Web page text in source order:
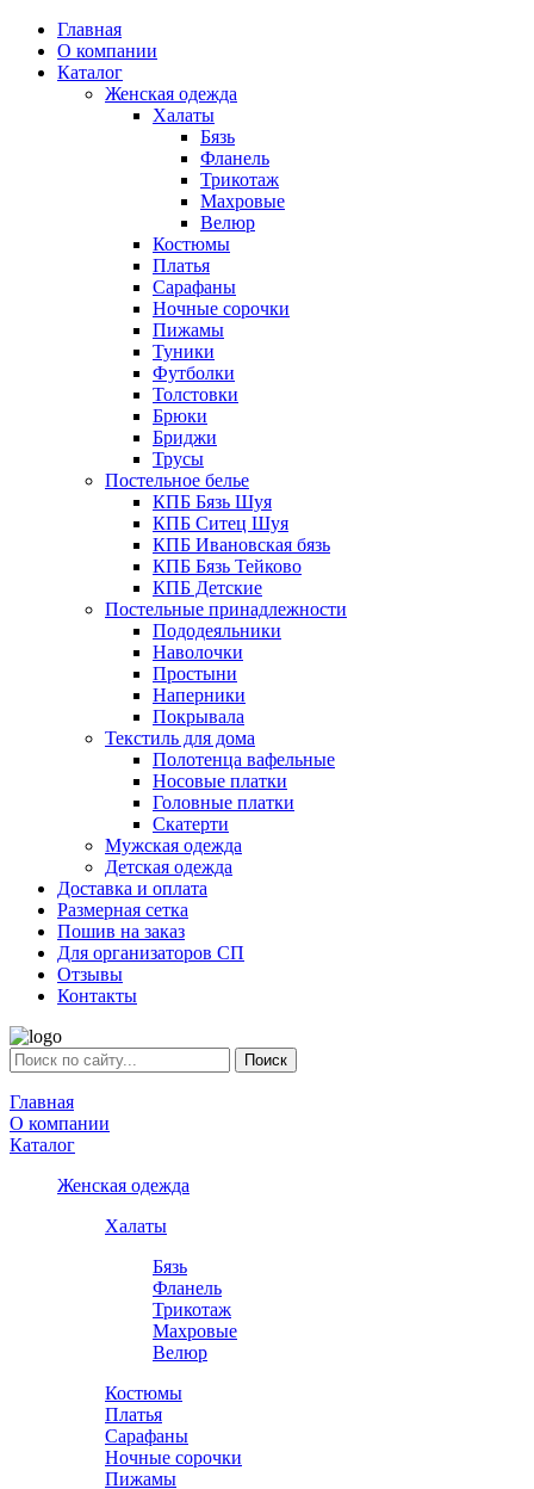
Главная
О компании
Каталог
Женская одежда
Халаты
Бязь
Фланель
Трикотаж
Махровые
Велюр
Костюмы
Платья
Сарафаны
Ночные сорочки
Пижамы
Туники
Футболки
Толстовки
Брюки
Бриджи
Трусы
Постельное белье
КПБ Бязь Шуя
КПБ Ситец Шуя
КПБ Ивановская бязь
КПБ Бязь Тейково
КПБ Детские
Постельные принадлежности
Пододеяльники
Наволочки
Простыни
Наперники
Покрывала
Текстиль для дома
Полотенца вафельные
Носовые платки
Головные платки
Скатерти
Мужская одежда
Детская одежда
Доставка и оплата
Размерная сетка
Пошив на заказ
Для организаторов СП
Отзывы
Контакты
Главная
О компании
Каталог
Женская одежда
Халаты
Бязь
Фланель
Трикотаж
Махровые
Велюр
Костюмы
Платья
Сарафаны
Ночные сорочки
Пижамы